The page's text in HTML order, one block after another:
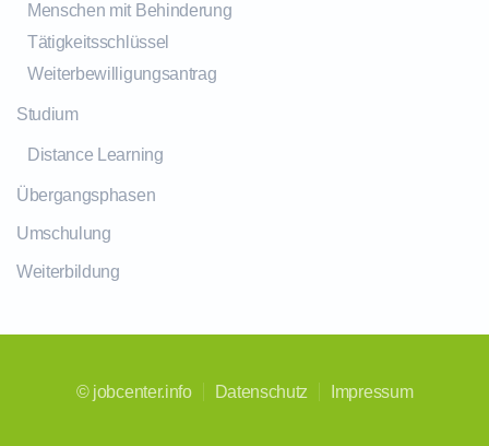
Menschen mit Behinderung
Tätigkeitsschlüssel
Weiterbewilligungsantrag
Studium
Distance Learning
Übergangsphasen
Umschulung
Weiterbildung
© jobcenter.info Datenschutz Impressum